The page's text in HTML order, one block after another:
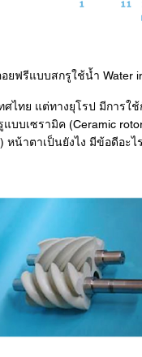
ฟรีแบบสกรูใช้น้ำ Water
ทย แต่ทางยุโรป มีการใ
บบเซรามิค (Ceramic
หน้าตาเป็นยังไง มีข้อดีอะ